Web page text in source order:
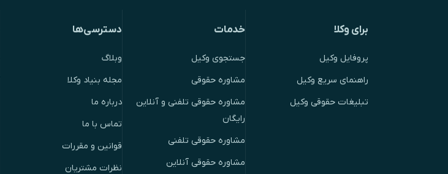
برای وکلا
پروفایل وکیل
راهنمای سریع وکیل
تبلیغات حقوقی وکیل
خدمات
جستجوی وکیل
مشاوره حقوقی
مشاوره حقوقی تلفنی و آنلاین
رایگان
مشاوره حقوقی تلفنی
مشاوره حقوقی آنلاین
دسترسی‌ها
وبلاگ
مجله بنیاد وکلا
درباره ما
تماس با ما
قوانین و مقررات
نظرات مشتریان